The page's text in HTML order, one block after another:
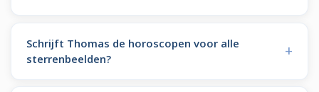
Schrijft Thomas de horoscopen voor alle
sterrenbeelden?